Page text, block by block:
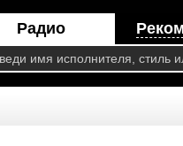
Радио